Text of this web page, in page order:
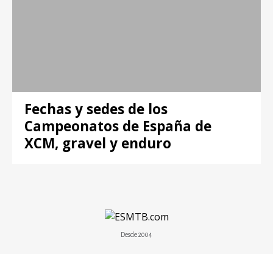
Fechas y sedes de los
Campeonatos de España de
XCM, gravel y enduro
Desde 2004